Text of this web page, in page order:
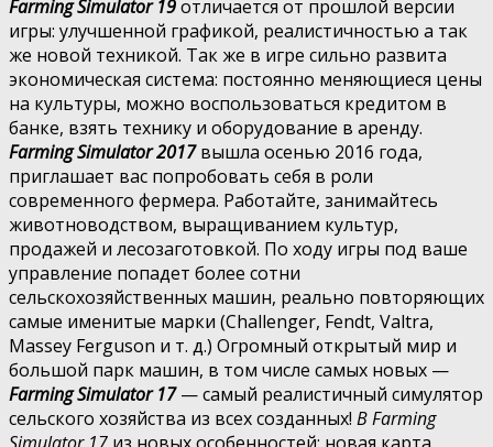
Farming Simulator 19отличается от прошлой версии
игры: улучшенной графикой, реалистичностью а так
же новой техникой. Так же в игре сильно развита
экономическая система: постоянно меняющиеся цены
на культуры, можно воспользоваться кредитом в
банке, взять технику и оборудование в аренду.
Farming Simulator 2017вышла осенью 2016 года,
приглашает вас попробовать себя в роли
современного фермера. Работайте, занимайтесь
животноводством, выращиванием культур,
продажей и лесозаготовкой. По ходу игры под ваше
управление попадет более сотни
сельскохозяйственных машин, реально повторяющих
самые именитые марки (Challenger, Fendt, Valtra,
Massey Ferguson и т. д.) Огромный открытый мир и
большой парк машин, в том числе самых новых —
Farming Simulator 17 — самый реалистичный симулятор
сельского хозяйства из всех созданных! В Farming